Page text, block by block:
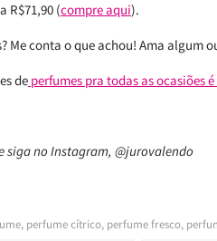
R$71,90 (compre aqui).
Me conta o que achou! Ama algum
deperfumes pra todas as ocasiões
siga no Instagram, @jurovalendo
, perfume cítrico, perfume fresco,